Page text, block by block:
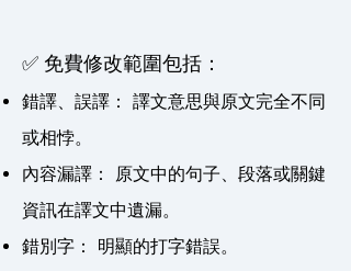
✅ 免費修改範圍包括：
錯譯、誤譯： 譯文意思與原文完全不同
或相悖。
內容漏譯： 原文中的句子、段落或關鍵
資訊在譯文中遺漏。
錯別字： 明顯的打字錯誤。